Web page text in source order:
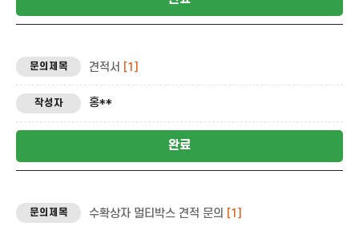
견적서 [1]
홍**혅
완료
수확상자 멀티박스 견적 문의 [1]